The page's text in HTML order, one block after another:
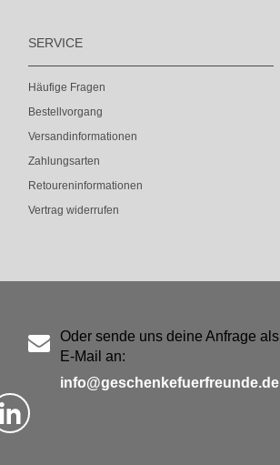
SERVICE
Häufige Fragen
Bestellvorgang
Versandinformationen
Zahlungsarten
Retoureninformationen
Vertrag widerrufen
Oder sende uns deine Anfrage als
E-Mail an:
info@geschenkefuerfreunde.de